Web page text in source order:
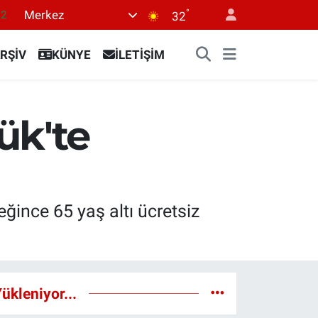
Merkez 32°
KÜNYE İLETİŞİM
65 yaş altı ücretsiz